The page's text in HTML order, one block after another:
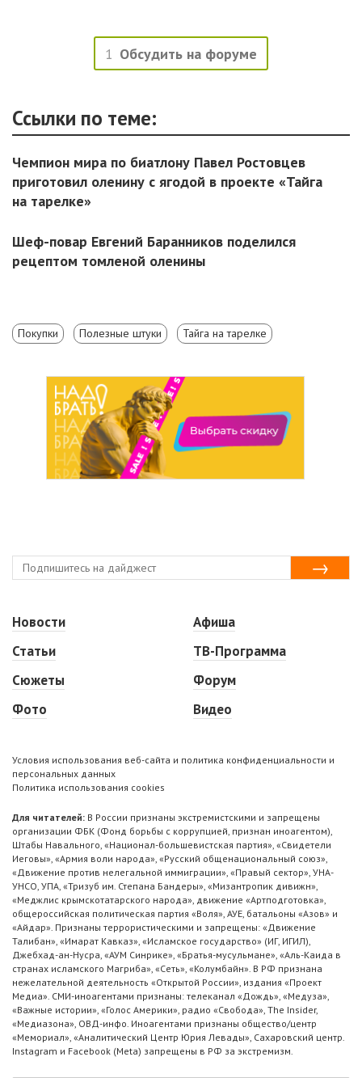
1 Обсудить на форуме
Ссылки по теме:
Чемпион мира по биатлону Павел Ростовцев
приготовил оленину с ягодой в проекте «Тайга
на тарелке»
Шеф-повар Евгений Баранников поделился
рецептом томленой оленины
Покупки Полезные штуки Тайга на тарелке
Новости
Статьи
Сюжеты
Фото
Афиша
ТВ-Программа
Форум
Видео
Условия использования веб-сайта и политика конфиденциальности и
персональных данных
Политика использования cookies
Для читателей: В России признаны экстремистскими и запрещены
организации ФБК (Фонд борьбы с коррупцией, признан иноагентом),
Штабы Навального, «Национал-большевистская партия», «Свидетели
Иеговы», «Армия воли народа», «Русский общенациональный союз»,
«Движение против нелегальной иммиграции», «Правый сектор», УНА-
УНСО, УПА, «Тризуб им. Степана Бандеры», «Мизантропик дивижн»,
«Меджлис крымскотатарского народа», движение «Артподготовка»,
общероссийская политическая партия «Воля», АУЕ, батальоны «Азов» и
«Айдар». Признаны террористическими и запрещены: «Движение
Талибан», «Имарат Кавказ», «Исламское государство» (ИГ, ИГИЛ),
Джебхад-ан-Нусра, «АУМ Синрике», «Братья-мусульмане», «Аль-Каида в
странах исламского Магриба», «Сеть», «Колумбайн». В РФ признана
нежелательной деятельность «Открытой России», издания «Проект
Медиа». СМИ-иноагентами признаны: телеканал «Дождь», «Медуза»,
«Важные истории», «Голос Америки», радио «Свобода», The Insider,
«Медиазона», ОВД-инфо. Иноагентами признаны общество/центр
«Мемориал», «Аналитический Центр Юрия Левады», Сахаровский центр.
Instagram и Facebook (Metа) запрещены в РФ за экстремизм.